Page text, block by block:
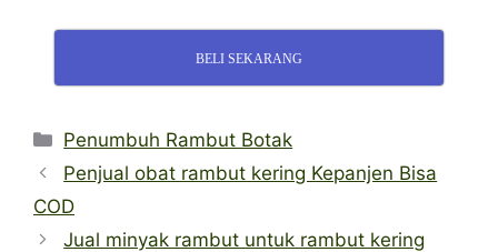
BELI SEKARANG
Categories
Penumbuh Rambut Botak
Penjual obat rambut kering Kepanjen Bisa
COD
Jual minyak rambut untuk rambut kering